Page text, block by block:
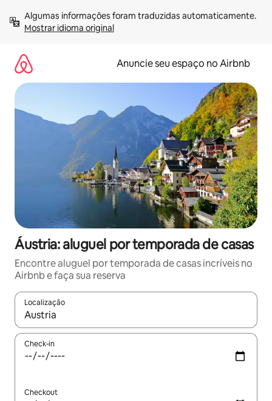
para
Mostrar idioma original
Anuncie seu espaço no Airbnb
Áustria: aluguel por temporada de casas
Encontre aluguel por temporada de casas incríveis no
Airbnb e faça sua reserva
Localização
Quando os resultados estiverem disponíveis, explore-os
Check-in
Checkout